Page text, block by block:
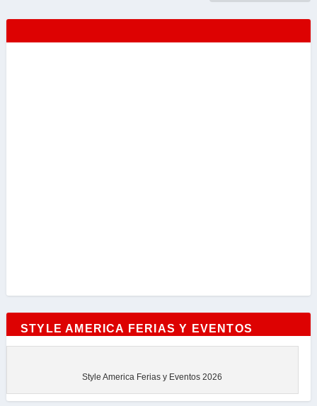
STYLE AMERICA FERIAS Y EVENTOS
Style America Ferias y Eventos 2026